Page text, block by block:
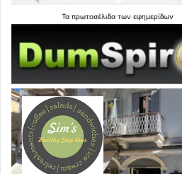
Τα πρωτοσέλιδα των εφημερίδων